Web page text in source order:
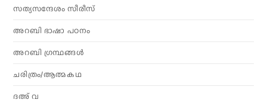
സത്യസന്ദേശം സീരീസ്
അറബി ഭാഷാ പഠനം
അറബി ഗ്രന്ഥങ്ങൾ
ചരിത്രം/ആത്മകഥ
ദഅ് വ